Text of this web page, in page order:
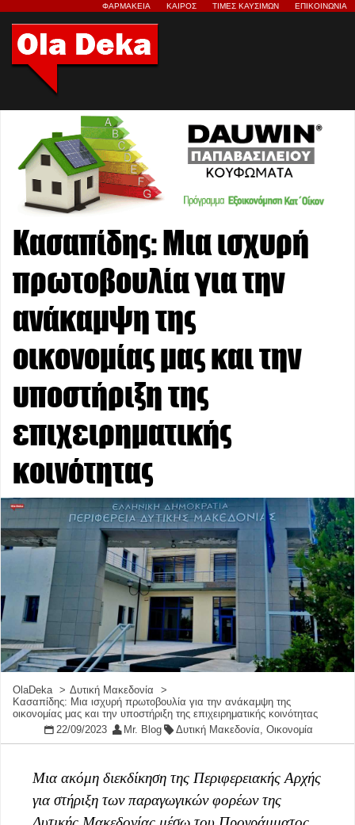
ΦΑΡΜΑΚΕΙΑ ΚΑΙΡΟΣ ΤΙΜΕΣ ΚΑΥΣΙΜΩΝ ΕΠΙΚΟΙΝΩΝΙΑ
Κασαπίδης: Μια ισχυρή
πρωτοβουλία για την
ανάκαμψη της
οικονομίας μας και την
υποστήριξη της
επιχειρηματικής
κοινότητας
OlaDeka
Δυτική Μακεδονία
Κασαπίδης: Μια ισχυρή πρωτοβουλία για την ανάκαμψη της
οικονομίας μας και την υποστήριξη της επιχειρηματικής κοινότητας
22/09/2023
Mr. Blog Δυτική Μακεδονία ,Οικονομία
Μια ακόμη διεκδίκηση της Περιφερειακής Αρχής
για στήριξη των παραγωγικών φορέων της